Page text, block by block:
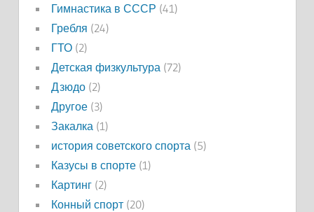
Гимнастика в СССР (41)
Гребля (24)
ГТО(2)
Детская физкультура (72)
Дзюдо(2)
Другое(3)
Закалка (1)
история советского спорта (5)
Казусы в спорте(1)
Картинг(2)
Конный спорт(20)